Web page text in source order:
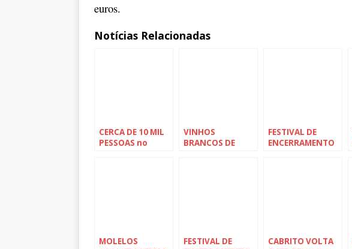
euros.
Notícias Relacionadas
CERCA DE 10 MIL
PESSOAS no
VINHOS
BRANCOS DE
FESTIVAL DE
ENCERRAMENTO
MOLELOS
FESTIVAL DE
CABRITO VOLTA